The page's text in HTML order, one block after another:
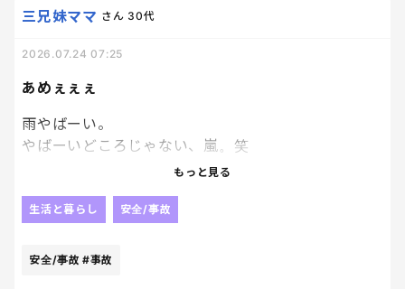
に見えちゃう。笑
みなさんはどうなんだろーー？？
あめぇぇぇ
三兄妹ママ さん 30代
2026.07.24 07:25
雨やばーい。
やばーいどころじゃない、嵐。笑
ど、こんな天気で心配だー。
もっと見る
生活と暮らし 安全/事故
安全/事故 #事故